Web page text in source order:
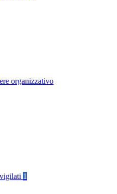
organizzativo
1